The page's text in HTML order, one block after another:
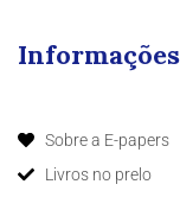
Informações
Sobre a E-papers
Livros no prelo